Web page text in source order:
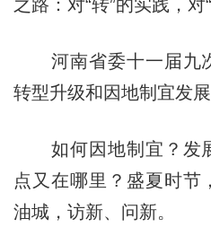
之路：对“转”的实践，对
河南省委十一届九
转型升级和因地制宜发展
如何因地制宜？发
点又在哪里？盛夏时节
油城，访新、问新。